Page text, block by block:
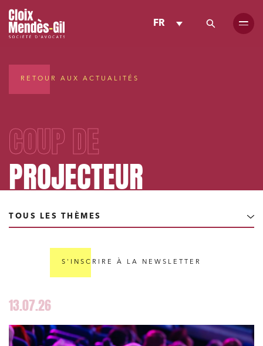
FR
RETOUR AUX ACTUALITÉS
COUP DE
PROJECTEUR
TOUS LES THÈMES
S'INSCRIRE À LA NEWSLETTER
13.07.26